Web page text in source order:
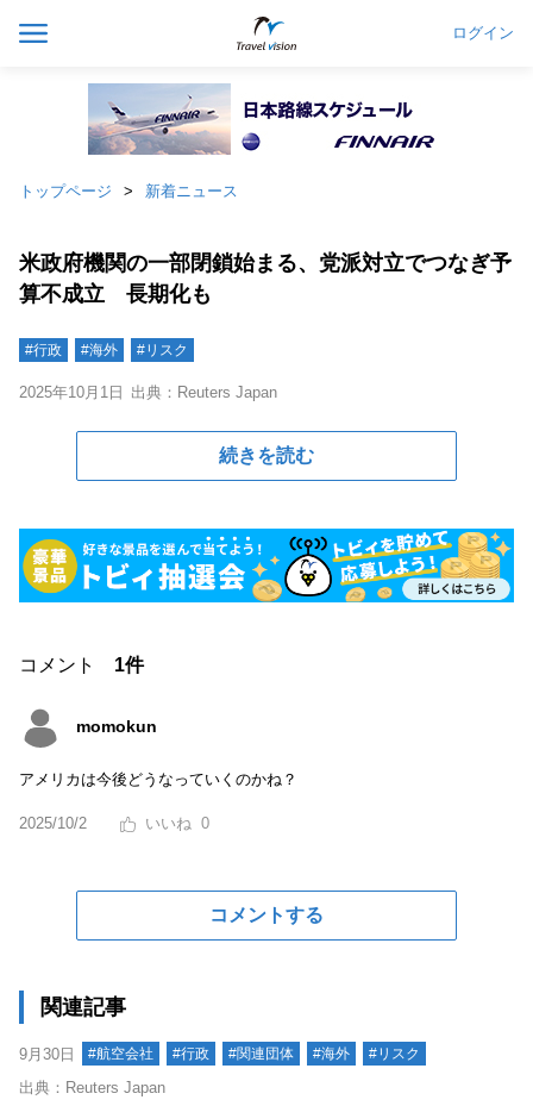
ログイン
トップページ 新着ニュース
米政府機関の一部閉鎖始まる、党派対立でつなぎ予
算不成立 長期化も
#行政 #海外 #リスク
2025年10月1日 出典：Reuters Japan
続きを読む
コメント 1件
momokun
アメリカは今後どうなっていくのかね？
2025/10/2 0
コメントする
関連記事
9月30日 #航空会社 #行政 #関連団体 #海外 #リスク
出典：Reuters Japan